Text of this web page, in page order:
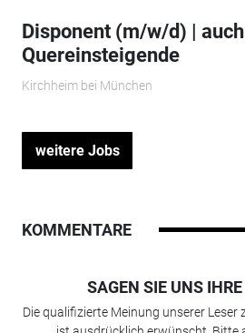
Disponent (m/w/d) |
Quereinsteigende
Kirchheim bei München
weitere Jobs
KOMMENTARE
SAGEN SIE UNS
Die qualifizierte Meinung unserer Leser